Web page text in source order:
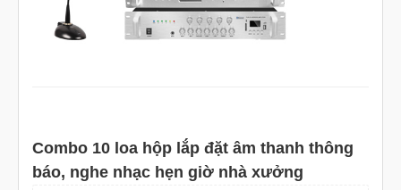
Combo 10 loa hộp lắp đặt âm thanh thông
báo, nghe nhạc hẹn giờ nhà xưởng